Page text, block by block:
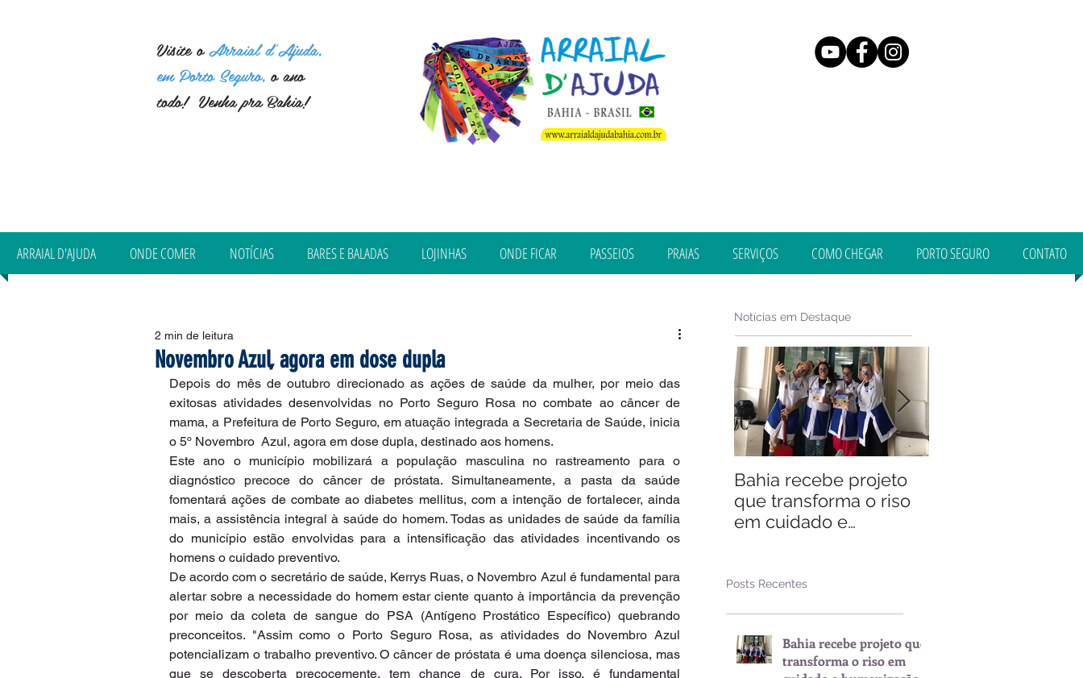
Visite oArraial d'Ajuda,
em Porto Seguro, o ano
todo! Venha pra Bahia!
ARRAIAL D'AJUDA ONDE COMER NOTÍCIAS BARES E BALADAS LOJINHAS ONDE FICAR PASSEIOS PRAIAS SERVIÇOS COMO CHEGAR PORTO SEGURO CONTATO
Novembro Azul, agora em dose dupla
2 min de leitura
Depois do mês de outubro direcionado as ações de saúde da mulher, por meio das
exitosas atividades desenvolvidas no Porto Seguro Rosa no combate ao câncer de
mama, a Prefeitura de Porto Seguro, em atuação integrada a Secretaria de Saúde, inicia
o 5º Novembro  Azul, agora em dose dupla, destinado aos homens.
Este ano o município mobilizará a população masculina no rastreamento para o
diagnóstico precoce do câncer de próstata. Simultaneamente, a pasta da saúde
fomentará ações de combate ao diabetes mellitus, com a intenção de fortalecer, ainda
mais, a assistência integral à saúde do homem. Todas as unidades de saúde da família
do município estão envolvidas para a intensificação das atividades incentivando os
homens o cuidado preventivo.
De acordo com o secretário de saúde, Kerrys Ruas, o Novembro Azul é fundamental para
alertar sobre a necessidade do homem estar ciente quanto à importância da prevenção
por meio da coleta de sangue do PSA (Antígeno Prostático Específico) quebrando
preconceitos. "Assim como o Porto Seguro Rosa, as atividades do Novembro Azul
potencializam o trabalho preventivo. O câncer de próstata é uma doença silenciosa, mas
que se descoberta precocemente, tem chance de cura. Por isso, é fundamental
Notícias em Destaque
Bahia recebe projeto
que transforma o riso
em cuidado e
Posts Recentes
Bahia recebe projeto que
transforma o riso em